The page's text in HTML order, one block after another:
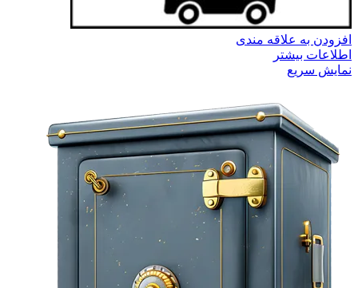
افزودن به علاقه مندی
اطلاعات بیشتر
نمایش سریع